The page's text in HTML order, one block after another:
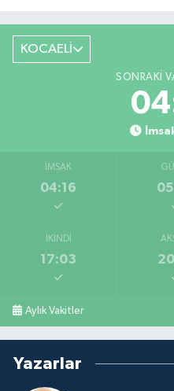
KOCAELİ
SONRAKI
İMSAK
04:16
İKINDI
17:03
Aylık Vakitler
Yazarlar